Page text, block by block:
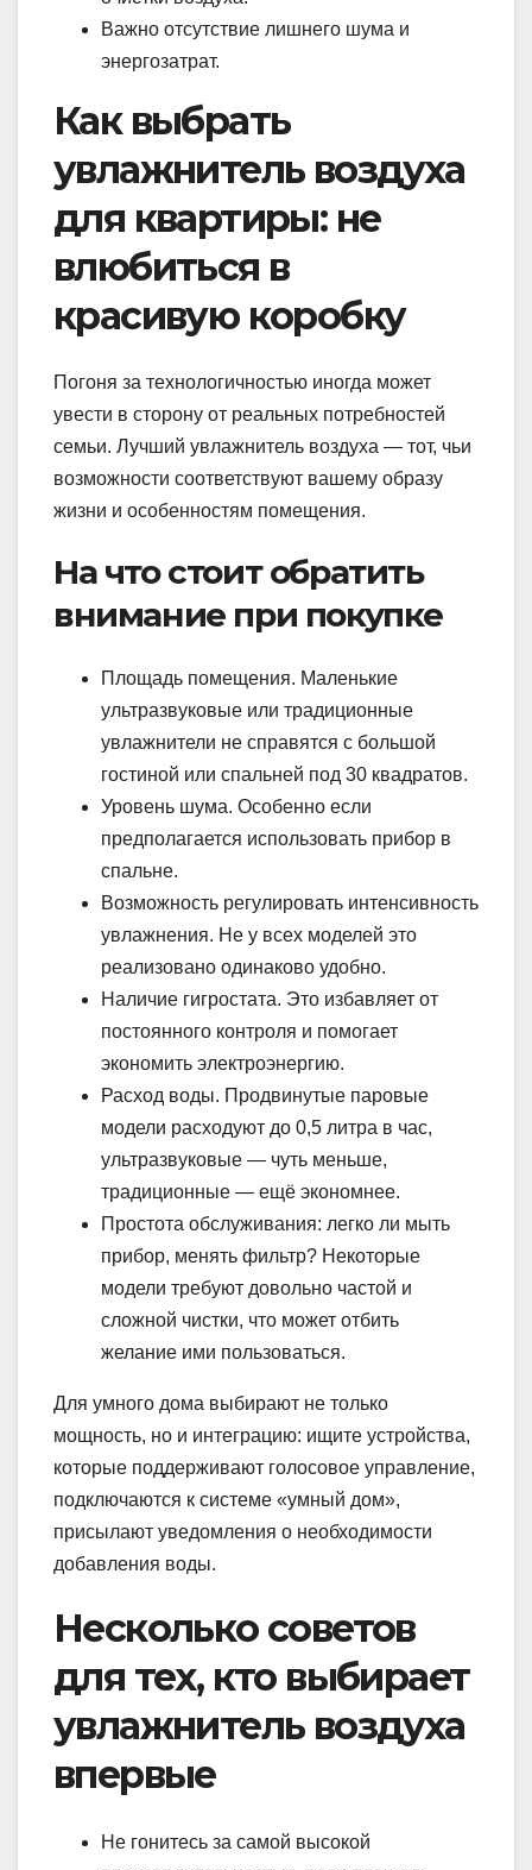
Важно отсутствие лишнего шума и
энергозатрат.
Как выбрать
увлажнитель воздуха
для квартиры: не
влюбиться в
красивую коробку
Погоня за технологичностью иногда может
увести в сторону от реальных потребностей
семьи. Лучший увлажнитель воздуха — тот, чьи
возможности соответствуют вашему образу
жизни и особенностям помещения.
На что стоит обратить
внимание при покупке
Площадь помещения. Маленькие
ультразвуковые или традиционные
увлажнители не справятся с большой
гостиной или спальней под 30 квадратов.
Уровень шума. Особенно если
предполагается использовать прибор в
спальне.
Возможность регулировать интенсивность
увлажнения. Не у всех моделей это
реализовано одинаково удобно.
Наличие гигростата. Это избавляет от
постоянного контроля и помогает
экономить электроэнергию.
Расход воды. Продвинутые паровые
модели расходуют до 0,5 литра в час,
ультразвуковые — чуть меньше,
традиционные — ещё экономнее.
Простота обслуживания: легко ли мыть
прибор, менять фильтр? Некоторые
модели требуют довольно частой и
сложной чистки, что может отбить
желание ими пользоваться.
Для умного дома выбирают не только
мощность, но и интеграцию: ищите устройства,
которые поддерживают голосовое управление,
подключаются к системе «умный дом»,
присылают уведомления о необходимости
добавления воды.
Несколько советов
для тех, кто выбирает
увлажнитель воздуха
впервые
Не гонитесь за самой высокой